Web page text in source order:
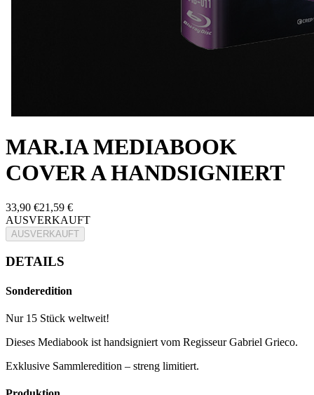
MAR.IA MEDIABOOK
COVER A HANDSIGNIERT
33,90 €21,59 €
AUSVERKAUFT
AUSVERKAUFT
DETAILS
Sonderedition
Nur 15 Stück weltweit!
Dieses Mediabook ist handsigniert vom Regisseur Gabriel Grieco.
Exklusive Sammleredition – streng limitiert.